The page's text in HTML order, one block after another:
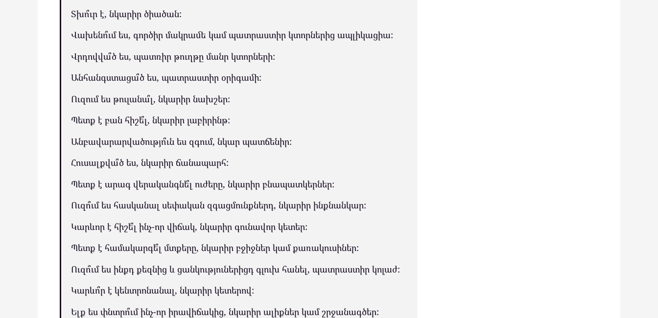
Տխո՞ւր է, նկարիր ծիածան:
Վախենո՞ւմ ես, գործիր մակրամե կամ պատրաստիր կտորներից ապլիկացիա:
Վրդովվա՞ծ ես, պատռիր թուղթը մանր կտորների:
Անհանգստացա՞ծ ես, պատրաստիր օրիգամի:
Ուզում ես թուլանա՞լ, նկարիր նախշեր:
Պետք է բան հիշե՞լ, նկարիր լաբիրինթ:
Անբավարարվածությո՞ւն ես զգում, նկար պատճենիր:
Հուսալքվա՞ծ ես, նկարիր ճանապարհ:
Պետք է արագ վերականգնե՞լ ուժերը, նկարիր բնապատկերներ:
Ուզո՞ւմ ես հասկանալ սեփական զգացմունքներդ, նկարիր ինքնանկար:
Կարևոր է հիշե՞լ ինչ-որ վիճակ, նկարիր գունավոր կետեր:
Պետք է համակարգե՞լ մտքերը, նկարիր բջիջներ կամ քառակուսիներ:
Ուզո՞ւմ ես ինքդ քեզնից և ցանկություներիցդ գլուխ հանել, պատրաստիր կոլաժ:
Կարևո՞ր է կենտրոնանալ, նկարիր կետերով:
Ելք ես փնտրո՞ւմ ինչ-որ իրավիճակից, նկարիր ալիքներ կամ շրջանագծեր: